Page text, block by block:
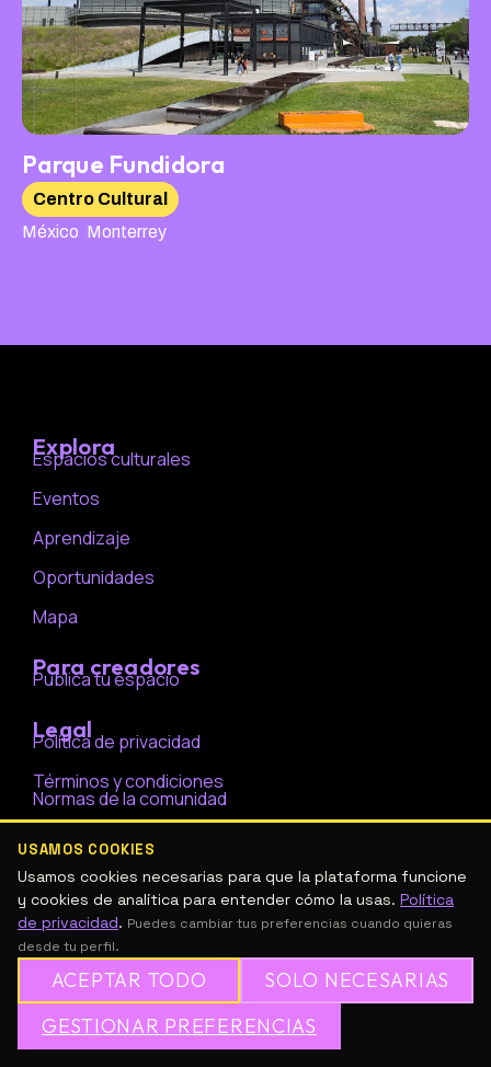
Parque Fundidora
Centro Cultural
México Monterrey
Explora
Espacios culturales
Eventos
Aprendizaje
Oportunidades
Mapa
Para creadores
Publica tu espacio
Legal
Política de privacidad
Términos y condiciones
Normas de la comunidad
Contacto
I
n
s
t
a
g
r
a
USAMOS COOKIES
Usamos cookies necesarias para que la plataforma funcione
y cookies de analítica para entender cómo la usas. Política
de privacidad. Puedes cambiar tus preferencias cuando quieras
desde tu perfil.
ACEPTAR TODO
SOLO NECESARIAS
GESTIONAR PREFERENCIAS